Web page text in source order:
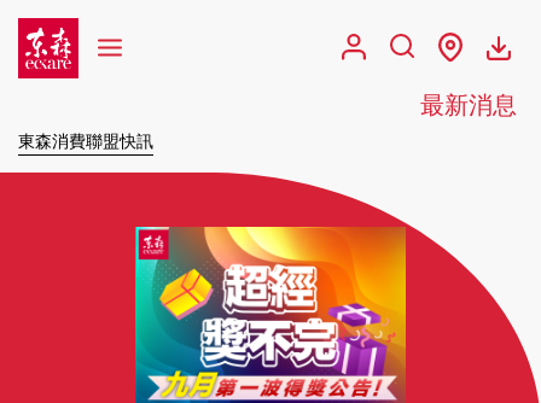
最新消息
東森消費聯盟快訊